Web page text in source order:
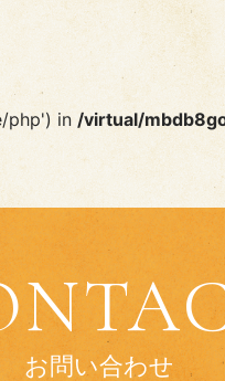
php') in /virtual/
お問い合わせ